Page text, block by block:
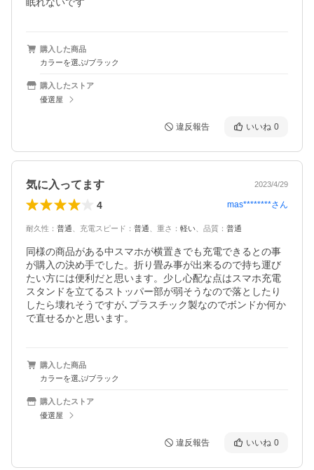
購入した商品
カラーを選ぶ/ブラック
購入したストア
優選屋
違反報告 いいね 0
気に入ってます 2023/4/29
4 mas********さん
耐久性 ： 普通 充電スピード ： 普通 重さ ： 軽い 品質 ： 普通
同様の商品がある中スマホが横置きでも充電できるとの事
が購入の決め手でした。折り畳み事が出来るので持ち運び
たい方には便利だと思います。少し心配な点はスマホ充電
スタンドを立てるストッパー部が弱そうなので落としたり
したら壊れそうですが､プラスチック製なのでボンドか何か
で直せるかと思います。
購入した商品
カラーを選ぶ/ブラック
購入したストア
優選屋
違反報告 いいね 0